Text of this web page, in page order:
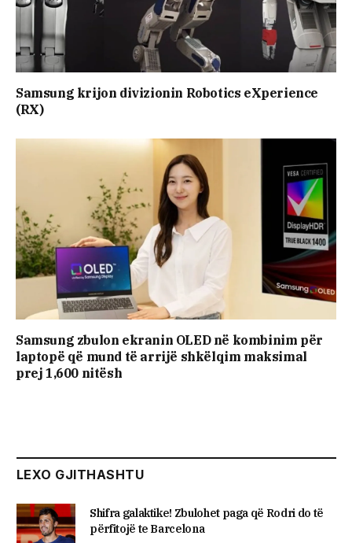
Samsung krijon divizionin Robotics eXperience
(RX)
Samsung zbulon ekranin OLED në kombinim për
laptopë që mund të arrijë shkëlqim maksimal
prej 1,600 nitësh
LEXO GJITHASHTU
Shifra galaktike! Zbulohet paga që Rodri do të
përfitojë te Barcelona